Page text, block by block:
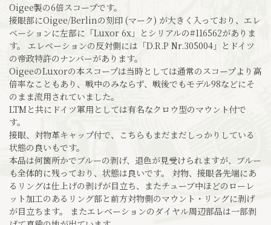
Oigee製の6倍スコープです。
接眼部にOigee/Berlinの刻印 (マーク) が大きく入っており、エレ
ベーションに左部に「Luxor 6x」とシリアルの#116562がありま
す。 エレベーションの反対側には「D.R.P Nr.305004」とドイツ
の帝政特許のナンバーがあります。
OigeeのLuxorの本スコープは当時としては通常のスコープより高
倍率なこともあり、戦中のみならず、戦後でもモデル98などにそ
のまま流用されていました。
LTMと共にドイツ軍用としては有名なクロウ型のマウント付で
す。
接眼、対物革キャップ付で、こちらもまだまだしっかりしている
状態の良いもです。
本品は何箇所かでブルーの剥げ、退色が見受けられますが、ブルー
も全体的に残っており、状態は良いです。 対物、接眼各先端にあ
るリングは仕上げの剥げが目立ち、またチューブ中ほどのローレ
ット加工のあるリング部と前方対物側のマウント・リングに剥げ
が目立ちます。 またエレベーションのダイヤル周辺部品は一部剥